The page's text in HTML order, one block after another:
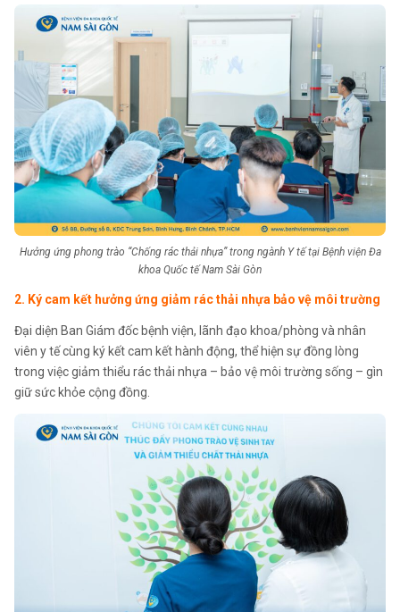
Hưởng ứng phong trào “Chống rác thải nhựa” trong ngành Y tế tại Bệnh viện Đa
khoa Quốc tế Nam Sài Gòn
2. Ký cam kết hưởng ứng giảm rác thải nhựa bảo vệ môi trường
Đại diện Ban Giám đốc bệnh viện, lãnh đạo khoa/phòng và nhân
viên y tế cùng ký kết cam kết hành động, thể hiện sự đồng lòng
trong việc giảm thiểu rác thải nhựa – bảo vệ môi trường sống – gìn
giữ sức khỏe cộng đồng.